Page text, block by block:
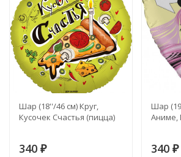
Шар (18''/46 см) Круг,
Кусочек Счастья (пицца)
340 ₽
Шар
Аниме,
340 ₽